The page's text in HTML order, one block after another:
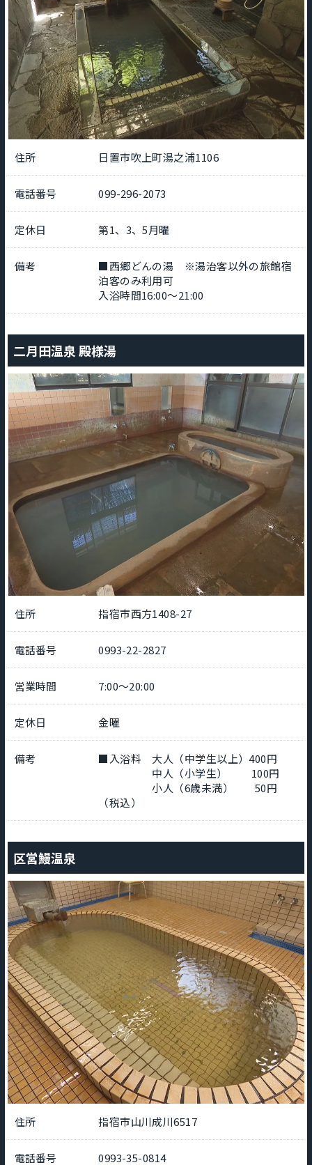
住所 日置市吹上町湯之浦1106
電話番号 099-296-2073
定休日 第1、3、5月曜
備考
■西郷どんの湯 ※湯治客以外の旅館宿
泊客のみ利用可
入浴時間16:00～21:00
二月田温泉 殿様湯
住所 指宿市西方1408-27
電話番号 0993-22-2827
営業時間 7:00～20:00
定休日 金曜
備考
■入浴料 大人（中学生以上）400円
中人（小学生） 100円
小人（6歳未満） 50円
（税込）
区営鰻温泉
住所 指宿市山川成川6517
電話番号 0993-35-0814